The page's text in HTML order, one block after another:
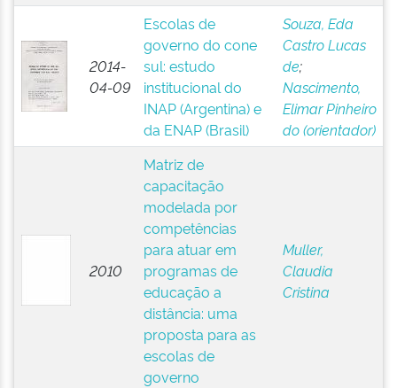
2014-
04-09
Escolas de
governo do cone
sul: estudo
institucional do
INAP (Argentina) e
da ENAP (Brasil)
Souza, Eda
Castro Lucas
de;
Nascimento,
Elimar Pinheiro
do (orientador)
2010
Matriz de
capacitação
modelada por
competências
para atuar em
programas de
educação a
distância: uma
proposta para as
escolas de
governo
Muller,
Claudia
Cristina